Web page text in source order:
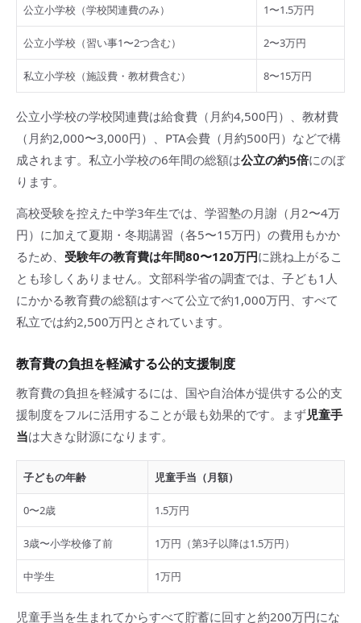
公立小学校（学校関連費のみ） 1〜1.5万円
公立小学校（習い事1〜2つ含む） 2〜3万円
私立小学校（施設費・教材費含む） 8〜15万円
公立小学校の学校関連費は給食費（月約4,500円）、教材費
（月約2,000〜3,000円）、PTA会費（月約500円）などで構
成されます。私立小学校の6年間の総額は公立の約5倍にのぼ
ります。
高校受験を控えた中学3年生では、学習塾の月謝（月2〜4万
円）に加えて夏期・冬期講習（各5〜15万円）の費用もかか
るため、 受験年の教育費は年間80〜120万円に跳ね上がるこ
とも珍しくありません。文部科学省の調査では、子ども1人
にかかる教育費の総額はすべて公立で約1,000万円、すべて
私立では約2,500万円とされています。
教育費の負担を軽減する公的支援制度
教育費の負担を軽減するには、国や自治体が提供する公的支
援制度をフルに活用することが最も効果的です。まず児童手
当は大きな財源になります。
子どもの年齢 児童手当（月額）
0〜2歳 1.5万円
3歳〜小学校修了前 1万円（第3子以降は1.5万円）
中学生 1万円
児童手当を生まれてからすべて貯蓄に回すと約200万円にな